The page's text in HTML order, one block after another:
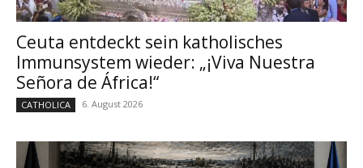
Ceuta entdeckt sein katholisches
Immunsystem wieder: „¡Viva Nuestra
Señora de África!“
CATHOLICA 6. August 2026